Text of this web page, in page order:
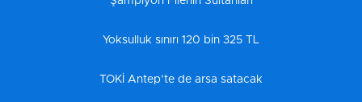
Yoksulluk sınırı 120 bin 325 TL
TOKİ Antep’te de arsa satacak